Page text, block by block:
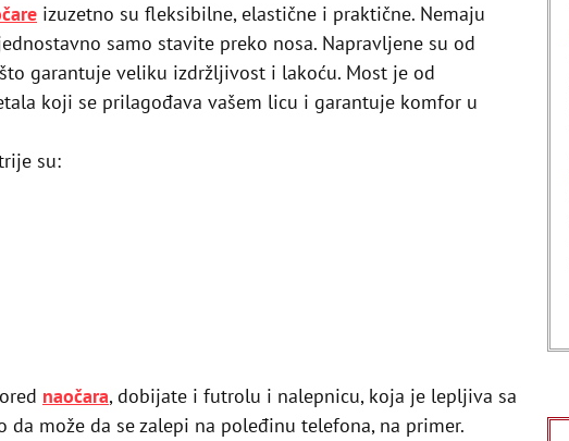
izuzetno su fleksibilne, elastične i praktične. Nemaju
samo stavite preko nosa. Napravljene su od
garantuje veliku izdržljivost i lakoću. Most je od
koji se prilagođava vašem licu i garantuje komfor u
su:
naočara, dobijate i futrolu i nalepnicu, koja je lepljiva sa
da može da se zalepi na poleđinu telefona, na primer.